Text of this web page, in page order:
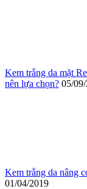
Kem trắng da mặt
nên lựa chọn? 05/
Kem trắng da nâng
01/04/2019